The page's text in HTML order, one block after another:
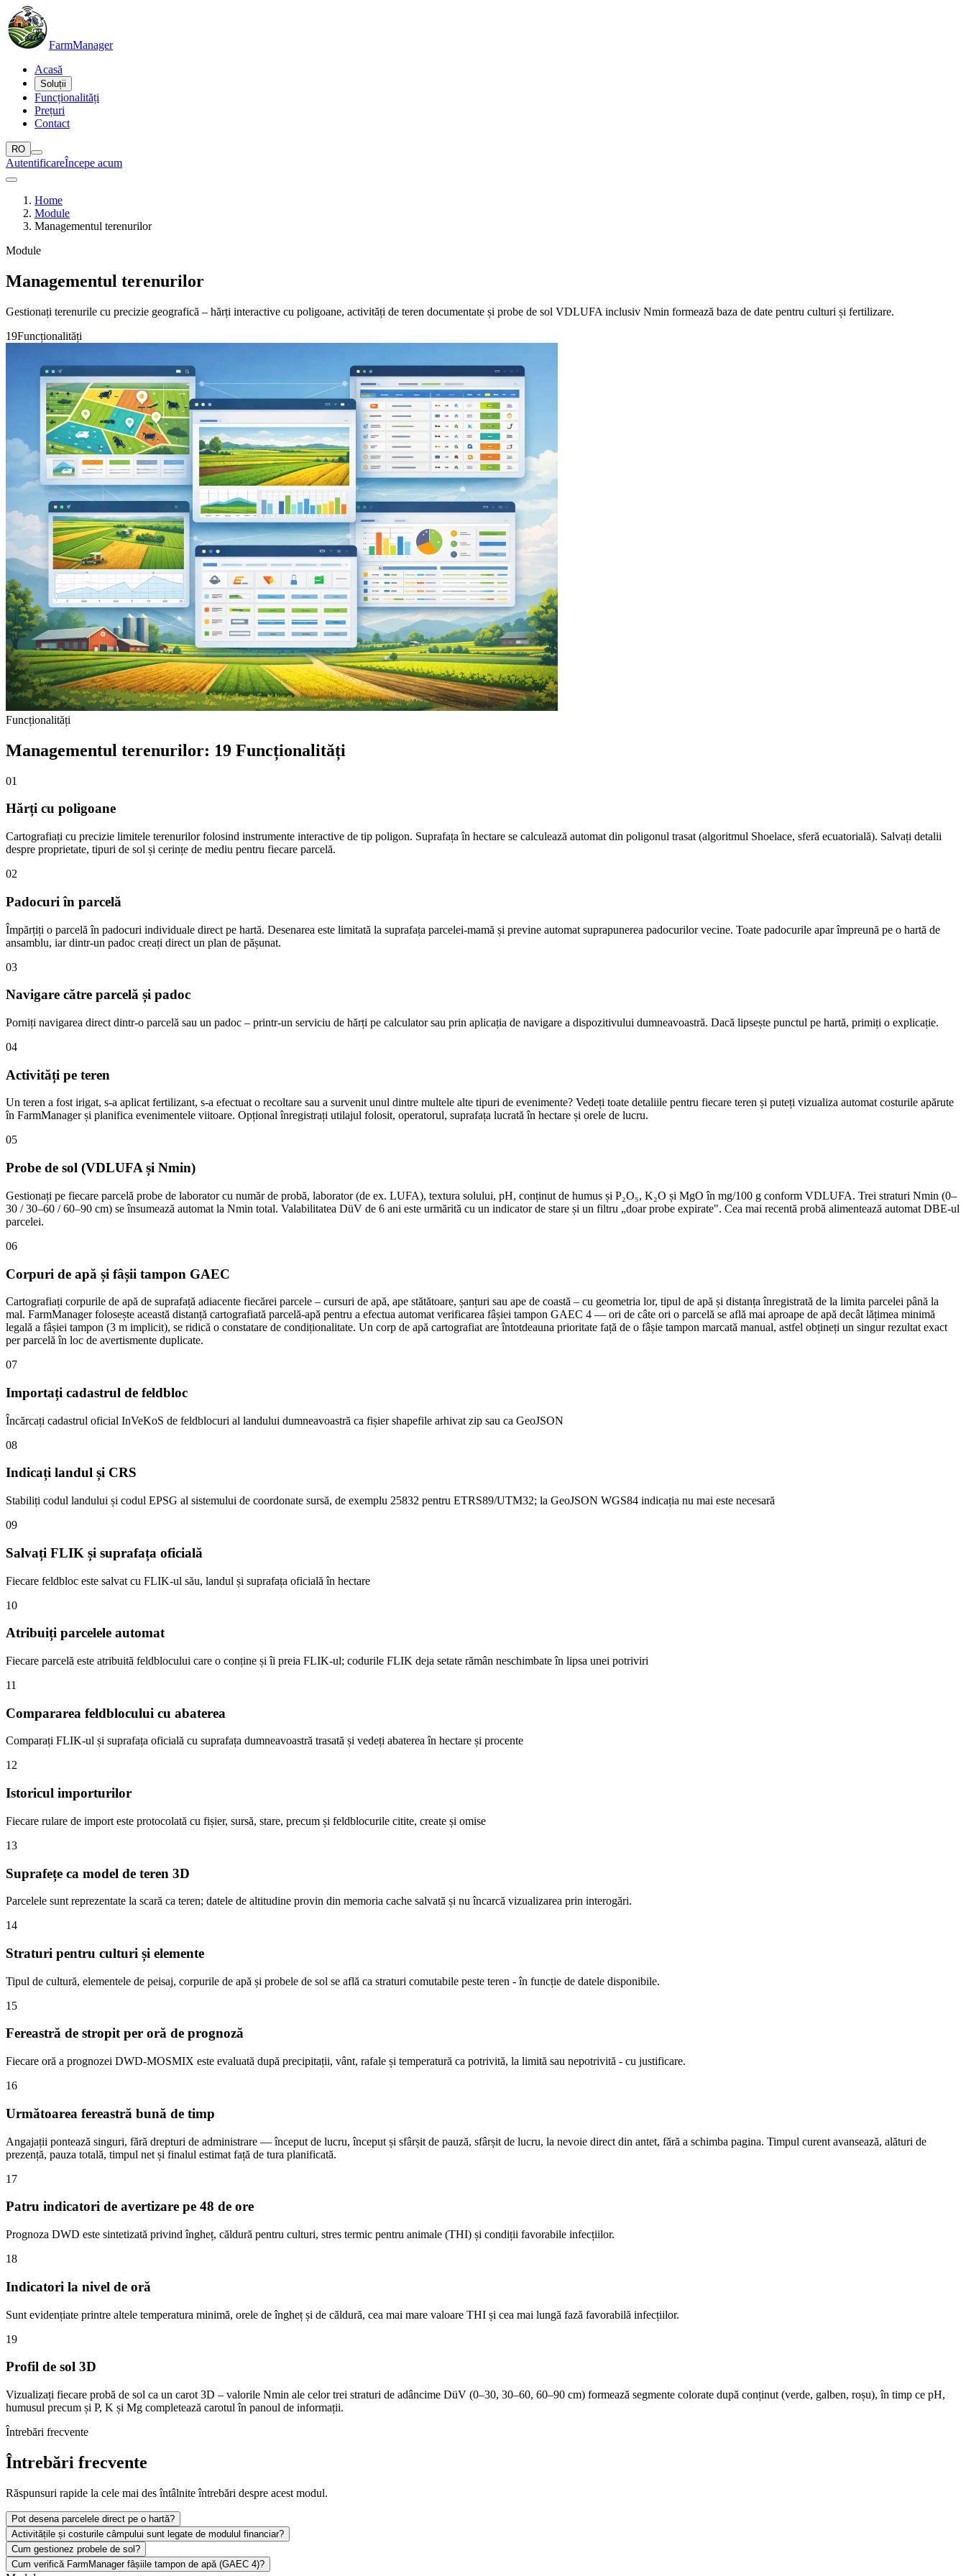
FarmManager
Acasă
Soluții
Funcționalități
Prețuri
Contact
RO
AutentificareÎncepe acum
Home
Module
Managementul terenurilor
Module
Managementul terenurilor
Gestionați terenurile cu precizie geografică – hărți interactive cu poligoane, activități de teren documentate și probe de sol VDLUFA inclusiv Nmin formează baza de date pentru culturi și fertilizare.
19Funcționalități
Funcționalități
Managementul terenurilor: 19 Funcționalități
01
Hărți cu poligoane
Cartografiați cu precizie limitele terenurilor folosind instrumente interactive de tip poligon. Suprafața în hectare se calculează automat din poligonul trasat (algoritmul Shoelace, sferă ecuatorială). Salvați detalii
despre proprietate, tipuri de sol și cerințe de mediu pentru fiecare parcelă.
02
Padocuri în parcelă
Împărțiți o parcelă în padocuri individuale direct pe hartă. Desenarea este limitată la suprafața parcelei-mamă și previne automat suprapunerea padocurilor vecine. Toate padocurile apar împreună pe o hartă de
ansamblu, iar dintr-un padoc creați direct un plan de pășunat.
03
Navigare către parcelă și padoc
Porniți navigarea direct dintr-o parcelă sau un padoc – printr-un serviciu de hărți pe calculator sau prin aplicația de navigare a dispozitivului dumneavoastră. Dacă lipsește punctul pe hartă, primiți o explicație.
04
Activități pe teren
Un teren a fost irigat, s-a aplicat fertilizant, s-a efectuat o recoltare sau a survenit unul dintre multele alte tipuri de evenimente? Vedeți toate detaliile pentru fiecare teren și puteți vizualiza automat costurile apărute
în FarmManager și planifica evenimentele viitoare. Opțional înregistrați utilajul folosit, operatorul, suprafața lucrată în hectare și orele de lucru.
05
Probe de sol (VDLUFA și Nmin)
Gestionați pe fiecare parcelă probe de laborator cu număr de probă, laborator (de ex. LUFA), textura solului, pH, conținut de humus și P₂O₅, K₂O și MgO în mg/100 g conform VDLUFA. Trei straturi Nmin (0–
30 / 30–60 / 60–90 cm) se însumează automat la Nmin total. Valabilitatea DüV de 6 ani este urmărită cu un indicator de stare și un filtru „doar probe expirate". Cea mai recentă probă alimentează automat DBE-ul
parcelei.
06
Corpuri de apă și fâșii tampon GAEC
Cartografiați corpurile de apă de suprafață adiacente fiecărei parcele – cursuri de apă, ape stătătoare, șanțuri sau ape de coastă – cu geometria lor, tipul de apă și distanța înregistrată de la limita parcelei până la
mal. FarmManager folosește această distanță cartografiată parcelă-apă pentru a efectua automat verificarea fâșiei tampon GAEC 4 — ori de câte ori o parcelă se află mai aproape de apă decât lățimea minimă
legală a fâșiei tampon (3 m implicit), se ridică o constatare de condiționalitate. Un corp de apă cartografiat are întotdeauna prioritate față de o fâșie tampon marcată manual, astfel obțineți un singur rezultat exact
per parcelă în loc de avertismente duplicate.
07
Importați cadastrul de feldbloc
Încărcați cadastrul oficial InVeKoS de feldblocuri al landului dumneavoastră ca fișier shapefile arhivat zip sau ca GeoJSON
08
Indicați landul și CRS
Stabiliți codul landului și codul EPSG al sistemului de coordonate sursă, de exemplu 25832 pentru ETRS89/UTM32; la GeoJSON WGS84 indicația nu mai este necesară
09
Salvați FLIK și suprafața oficială
Fiecare feldbloc este salvat cu FLIK-ul său, landul și suprafața oficială în hectare
10
Atribuiți parcelele automat
Fiecare parcelă este atribuită feldblocului care o conține și îi preia FLIK-ul; codurile FLIK deja setate rămân neschimbate în lipsa unei potriviri
11
Compararea feldblocului cu abaterea
Comparați FLIK-ul și suprafața oficială cu suprafața dumneavoastră trasată și vedeți abaterea în hectare și procente
12
Istoricul importurilor
Fiecare rulare de import este protocolată cu fișier, sursă, stare, precum și feldblocurile citite, create și omise
13
Suprafețe ca model de teren 3D
Parcelele sunt reprezentate la scară ca teren; datele de altitudine provin din memoria cache salvată și nu încarcă vizualizarea prin interogări.
14
Straturi pentru culturi și elemente
Tipul de cultură, elementele de peisaj, corpurile de apă și probele de sol se află ca straturi comutabile peste teren - în funcție de datele disponibile.
15
Fereastră de stropit per oră de prognoză
Fiecare oră a prognozei DWD-MOSMIX este evaluată după precipitații, vânt, rafale și temperatură ca potrivită, la limită sau nepotrivită - cu justificare.
16
Următoarea fereastră bună de timp
Angajații pontează singuri, fără drepturi de administrare — început de lucru, început și sfârșit de pauză, sfârșit de lucru, la nevoie direct din antet, fără a schimba pagina. Timpul curent avansează, alături de
prezență, pauza totală, timpul net și finalul estimat față de tura planificată.
17
Patru indicatori de avertizare pe 48 de ore
Prognoza DWD este sintetizată privind îngheț, căldură pentru culturi, stres termic pentru animale (THI) și condiții favorabile infecțiilor.
18
Indicatori la nivel de oră
Sunt evidențiate printre altele temperatura minimă, orele de îngheț și de căldură, cea mai mare valoare THI și cea mai lungă fază favorabilă infecțiilor.
19
Profil de sol 3D
Vizualizați fiecare probă de sol ca un carot 3D – valorile Nmin ale celor trei straturi de adâncime DüV (0–30, 30–60, 60–90 cm) formează segmente colorate după conținut (verde, galben, roșu), în timp ce pH,
humusul precum și P, K și Mg completează carotul în panoul de informații.
Întrebări frecvente
Întrebări frecvente
Răspunsuri rapide la cele mai des întâlnite întrebări despre acest modul.
Pot desena parcelele direct pe o hartă?
Activitățile și costurile câmpului sunt legate de modulul financiar?
Cum gestionez probele de sol?
Cum verifică FarmManager fâșiile tampon de apă (GAEC 4)?